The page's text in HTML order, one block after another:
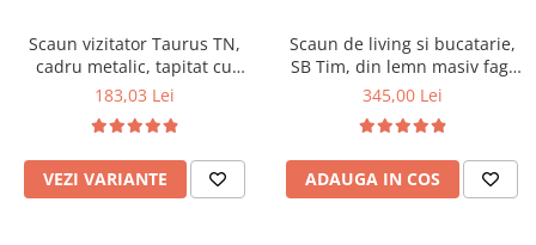
Saltele cu arcuri impachetate
individual
Saltele Memory Pocket
Saltele Memory Foam
Saltele Memory Pocket
Saltele cu plasa arcuri
Paturi
Seturi de pat si saltea
Masute de toaleta
Mobilier living
Scaune pentru living
Scaune birou
Scaune profesionale
Scaune resigilate
Scaun vizitator Taurus TN,
cadru metalic, tapitat cu
stofa, stivuibil, 120 kg, negru
183,03 Lei
VEZI VARIANTE
Scaun de living si bucatarie,
SB Tim, din lemn masiv fag,
tapiterie stofa, lacuit, 120 kg,
345,00 Lei
ADAUGA IN COS